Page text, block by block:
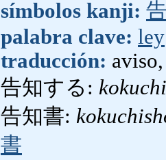
símbolos kanji:
palabra clave: ley
traducción:
告知する:
告知書:
書